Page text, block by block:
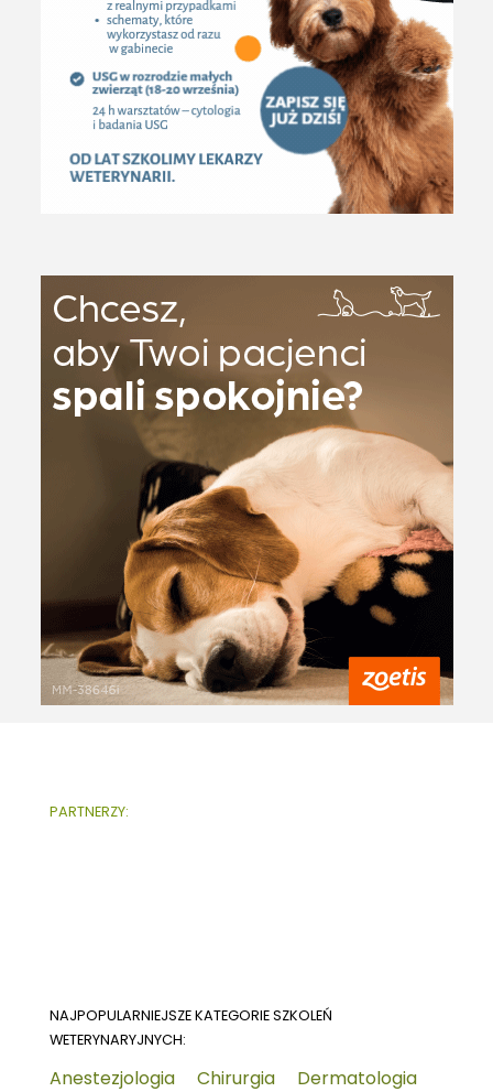
PARTNERZY:
NAJPOPULARNIEJSZE KATEGORIE SZKOLEŃ
WETERYNARYJNYCH:
Anestezjologia Chirurgia Dermatologia